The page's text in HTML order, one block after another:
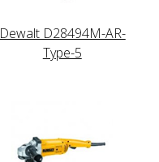
Dewalt D28494M-AR-
Type-5